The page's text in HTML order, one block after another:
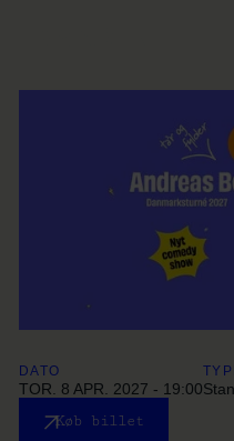
DATO
TOR. 8 APR. 2027 - 19:00
Køb billet